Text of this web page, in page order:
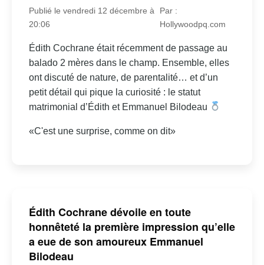
Publié le vendredi 12 décembre à
20:06
Par :
Hollywoodpq.com
Édith Cochrane était récemment de passage au
balado 2 mères dans le champ. Ensemble, elles
ont discuté de nature, de parentalité… et d’un
petit détail qui pique la curiosité : le statut
matrimonial d’Édith et Emmanuel Bilodeau
«C'est une surprise, comme on dit»
Édith Cochrane dévoile en toute
honnêteté la première impression qu’elle
a eue de son amoureux Emmanuel
Bilodeau